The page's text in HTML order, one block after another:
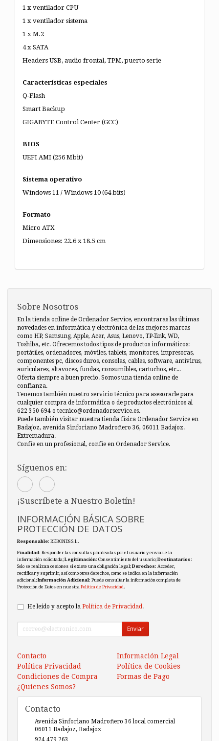
1 x ventilador CPU
1 x ventilador sistema
1 x M.2
4 x SATA
Headers USB, audio frontal, TPM, puerto serie
Características especiales
Q-Flash
Smart Backup
GIGABYTE Control Center (GCC)
BIOS
UEFI AMI (256 Mbit)
Sistema operativo
Windows 11 / Windows 10 (64 bits)
Formato
Micro ATX
Dimensiones: 22.6 x 18.5 cm
Sobre Nosotros
En la tienda online de Ordenador Service, encontraras las últimas
novedades en informática y electrónica de las mejores marcas
como HP, Samsung, Apple, Acer, Asus, Lenovo, TP-link, WD,
Toshiba, etc. Ofrecemos todos tipos de productos informáticos:
portátiles, ordenadores, móviles, tablets, monitores, impresoras,
componentes pc, discos duros, consolas, cables, software, antivirus,
auriculares, altavoces, fundas, consumibles, cartuchos, etc...
Oferta siempre a buen precio. Somos una tienda online de
confianza.
Tenemos también nuestro servicio técnico para asesorarle para
cualquier compra de informática o de productos electrónicos al
622 350 694 o tecnico@ordenadorservice.es.
Puede también visitar nuestra tienda física Ordenador Service en
Badajoz, avenida Sinforiano Madroñero 36, 06011 Badajoz.
Extremadura.
Confíe en un profesional, confie en Ordenador Service.
Síguenos en:
¡Suscríbete a Nuestro Boletín!
INFORMACIÓN BÁSICA SOBRE
PROTECCIÓN DE DATOS
Responsable: REBONDS S.L.
Finalidad: Responder las consultas planteadas por el usuario y enviarle la
información solicitada;Legitimación: Consentimiento del usuario;Destinatarios:
Solo se realizan cesiones si existe una obligación legal;Derechos: Acceder,
rectificar y suprimir, así como otros derechos, como se indica en la información
adicional;Información Adicional: Puede consultar la información completa de
Protección de Datos en nuestra Política de Privacidad.
He leído y acepto la Política de Privacidad .
Enviar
Contacto
Información Legal
Política Privacidad
Política de Cookies
Condiciones de Compra
Formas de Pago
¿Quienes Somos?
Contacto
Avenida Sinforiano Madroñero 36 local comercial
06011 Badajoz, Badajoz
924 479 763